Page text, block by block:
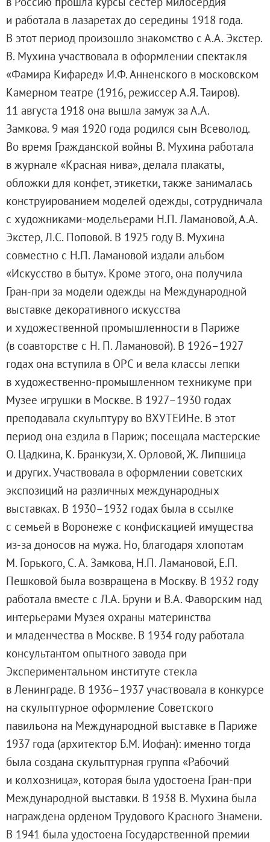
Живопись второй половины XIX века -
Скульптура XVIII – начала XX вв.
Скульптура XX – XXI вв.
Нумизматика
Гравюра
Рисунок
Декоративно-прикладное искусство
Народное искусство
Искусство новейших течений
Архив изображений
Современная фотография
Дар Петера и Ирене Людвиг
Образование и наука
Молодёжный совет
Каталоги и альбомы
Научные каталоги собрания
Научные сборники
Буклеты
Ежегодные отчеты
Служба регионального развития Русского
Лекции и абонементы
Лекторий
Абонементы
Реставрация
Открытая реставрация шедевров Григория
Детям
События
Искусство и технологии
Онлайн-курсы «Лифт в будущее»
Современная наука и границы синтеза
Виртуальные коллекции
Виртуальные 3D туры по выставкам
и работала в лазаретах до середины 1918 года.
В этот период произошло знакомство с А.А. Экстер.
В. Мухина участвовала в оформлении спектакля
«Фамира Кифаред» И.Ф. Анненского в московском
Камерном театре (1916, режиссер А.Я. Таиров).
11 августа 1918 она вышла замуж за А.А.
Замкова. 9 мая 1920 года родился сын Всеволод.
Во время Гражданской войны В. Мухина работала
в журнале «Красная нива», делала плакаты,
обложки для конфет, этикетки, также занималась
конструированием моделей одежды, сотрудничала
с художниками-модельерами Н.П. Ламановой, А.А.
Экстер, Л.С. Поповой. В 1925 году В. Мухина
совместно с Н.П. Ламановой издали альбом
«Искусство в быту». Кроме этого, она получила
Гран-при за модели одежды на Международной
выставке декоративного искусства
и художественной промышленности в Париже
(в соавторстве с Н. П. Ламановой). В 1926–1927
годах она вступила в ОРС и вела классы лепки
в художественно-промышленном техникуме при
Музее игрушки в Москве. В 1927–1930 годах
преподавала скульптуру во ВХУТЕИНе. В этот
период она ездила в Париж; посещала мастерские
О. Цадкина, К. Бранкузи, Х. Орловой, Ж. Липшица
и других. Участвовала в оформлении советских
экспозиций на различных международных
выставках. В 1930–1932 годах была в ссылке
с семьей в Воронеже с конфискацией имущества
из-за доносов на мужа. Но, благодаря хлопотам
М. Горького, С. А. Замкова, Н.П. Ламановой, Е.П.
Пешковой была возвращена в Москву. В 1932 году
работала вместе с Л.А. Бруни и В.А. Фаворским над
интерьерами Музея охраны материнства
и младенчества в Москве. В 1934 году работала
консультантом опытного завода при
Экспериментальном институте стекла
в Ленинграде. В 1936–1937 участвовала в конкурсе
на скульптурное оформление Советского
павильона на Международной выставке в Париже
1937 года (архитектор Б.М. Иофан): именно тогда
была создана скульптурная группа «Рабочий
и колхозница», которая была удостоена Гран-при
Международной выставки. В 1938 В. Мухина была
награждена орденом Трудового Красного Знамени.
В 1941 была удостоена Государственной премии